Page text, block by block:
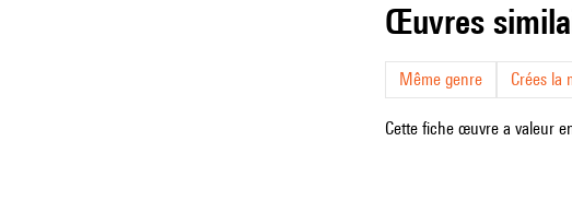
œuvres
Même genre Crées la
Cette fiche œuvre a valeur